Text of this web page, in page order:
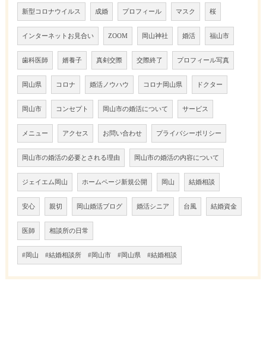
新型コロナウイルス 成婚 プロフィール マスク 桜
インターネットお見合い ZOOM 岡山神社 婚活 福山市
歯科医師 婿養子 真剣交際 交際終了 プロフィール写真
岡山県 コロナ 婚活ノウハウ コロナ岡山県 ドクター
岡山市 コンセプト 岡山市の婚活について サービス
メニュー アクセス お問い合わせ プライバシーポリシー
岡山市の婚活の必要とされる理由 岡山市の婚活の内容について
ジェイエム岡山 ホームページ新規公開 岡山 結婚相談
安心 親切 岡山婚活ブログ 婚活シニア 台風 結婚資金
医師 相談所の日常
#岡山 #結婚相談所 #岡山市 #岡山県 #結婚相談